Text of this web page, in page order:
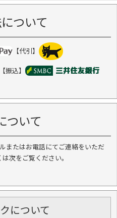
ついて
【代引】
【振込】
ついて
またはお電話にてご連絡をいただ
次をご覧ください。
について